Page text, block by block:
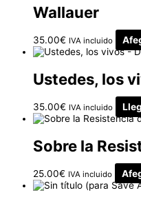
Wallauer
35.00€ IVA incluido
Ustedes, los
35.00€ IVA incluido
Sobre la
25.00€ IVA incluido